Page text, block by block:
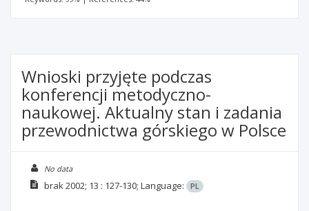
Wnioski przyjęte podczas
konferencji metodyczno-
naukowej. Aktualny stan i zadania
przewodnictwa górskiego w Polsce
No data
brak 2002; 13 : 127-130; Language: PL